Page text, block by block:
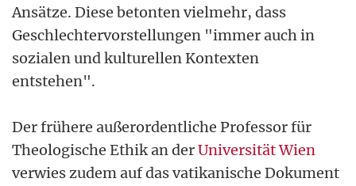
Ansätze. Diese betonten vielmehr, dass
Geschlechtervorstellungen "immer auch in
sozialen und kulturellen Kontexten
entstehen".
Der frühere außerordentliche Professor für
Theologische Ethik an derUniversität Wien
verwies zudem auf das vatikanische Dokument